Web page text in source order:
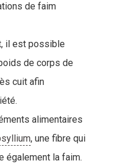
de faim
il est possible
de corps de
cuit afin
alimentaires
, une fibre qui
également la faim.